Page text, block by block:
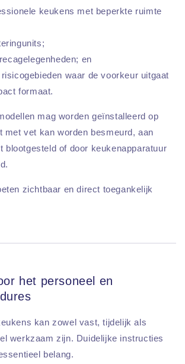
keukens met beperkte ruimte
en
waar de voorkeur uitgaat
formaat.
mag worden geïnstalleerd op
met vet kan worden besmeurd, aan
blootgesteld of door keukenapparatuur
zichtbaar en direct toegankelijk
het personeel en
kan zowel vast, tijdelijk als
werkzaam zijn. Duidelijke instructies
belang.